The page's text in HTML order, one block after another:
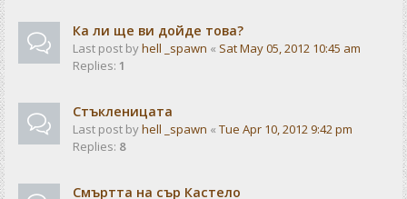
Ка ли ще ви дойде това?
Last post byhell _spawn « Sat May 05, 2012 10:45 am
Replies: 1
Стъкленицата
Last post byhell _spawn « Tue Apr 10, 2012 9:42 pm
Replies: 8
Смъртта на сър Кастело